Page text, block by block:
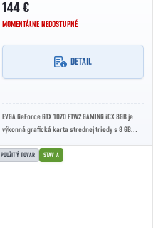
144 €
MOMENTÁLNE NEDOSTUPNÉ
DETAIL
EVGA GeForce GTX 1070 FTW2 GAMING iCX 8GB je
výkonná grafická karta strednej triedy s 8 GB
POUŽITÝ TOVAR STAV A